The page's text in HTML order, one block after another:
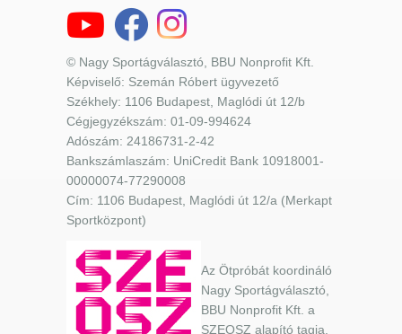
© Nagy Sportágválasztó, BBU Nonprofit Kft.
Képviselő: Szemán Róbert ügyvezető
Székhely: 1106 Budapest, Maglódi út 12/b
Cégjegyzékszám: 01-09-994624
Adószám: 24186731-2-42
Bankszámlaszám: UniCredit Bank 10918001-
00000074-77290008
Cím: 1106 Budapest, Maglódi út 12/a (Merkapt
Sportközpont)
Az Ötpróbát koordináló
Nagy Sportágválasztó,
BBU Nonprofit Kft. a
SZEOSZ alapító tagja.